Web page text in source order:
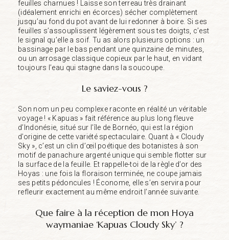
feuilles charnues ! Laisse son terreau très drainant
(idéalement enrichi en écorces) sécher complètement
jusqu’au fond du pot avant de lui redonner à boire. Si ses
feuilles s’assouplissent légèrement sous tes doigts, c’est
le signal qu’elle a soif. Tu as alors plusieurs options : un
bassinage par le bas pendant une quinzaine de minutes,
ou un arrosage classique copieux par le haut, en vidant
toujours l’eau qui stagne dans la soucoupe.
Le saviez-vous ?
Son nom un peu complexe raconte en réalité un véritable
voyage ! « Kapuas » fait référence au plus long fleuve
d’Indonésie, situé sur l’île de Bornéo, qui est la région
d’origine de cette variété spectaculaire. Quant à « Cloudy
Sky », c’est un clin d’œil poétique des botanistes à son
motif de panachure argenté unique qui semble flotter sur
la surface de la feuille. Et rappelle-toi de la règle d’or des
Hoyas : une fois la floraison terminée, ne coupe jamais
ses petits pédoncules ! Économe, elle s’en servira pour
refleurir exactement au même endroit l’année suivante.
Que faire à la réception de mon Hoya
waymaniae ‘Kapuas Cloudy Sky’ ?